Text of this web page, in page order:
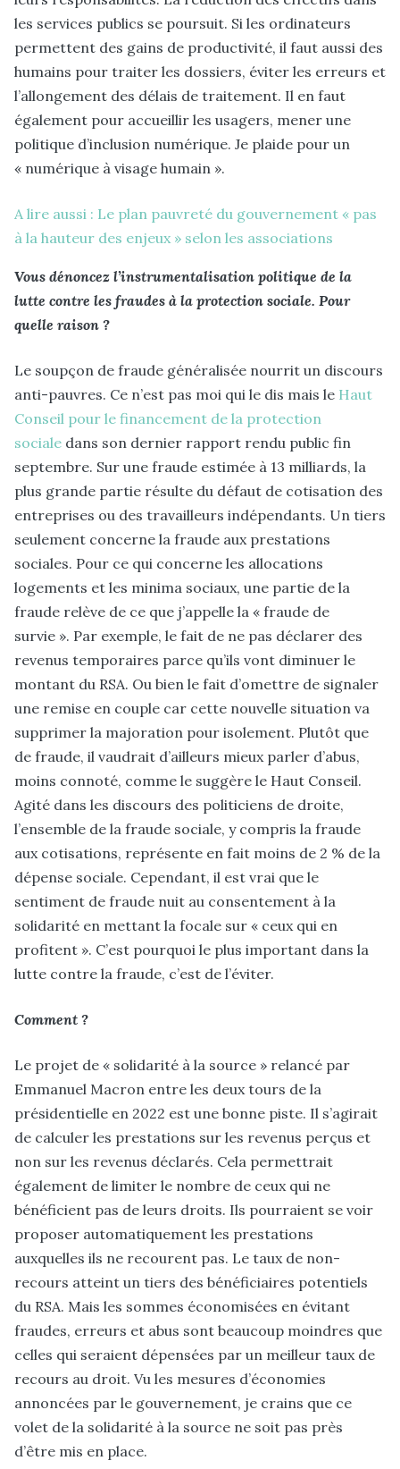
les services publics se poursuit. Si les ordinateurs
permettent des gains de productivité, il faut aussi des
humains pour traiter les dossiers, éviter les erreurs et
l’allongement des délais de traitement. Il en faut
également pour accueillir les usagers, mener une
politique d’inclusion numérique. Je plaide pour un
« numérique à visage humain ».
A lire aussi : Le plan pauvreté du gouvernement « pas
à la hauteur des enjeux » selon les associations
Vous dénoncez l’instrumentalisation politique de la
lutte contre les fraudes à la protection sociale. Pour
quelle raison ?
Le soupçon de fraude généralisée nourrit un discours
anti-pauvres. Ce n’est pas moi qui le dis mais le Haut
Conseil pour le financement de la protection
sociale dans son dernier rapport rendu public fin
septembre. Sur une fraude estimée à 13 milliards, la
plus grande partie résulte du défaut de cotisation des
entreprises ou des travailleurs indépendants. Un tiers
seulement concerne la fraude aux prestations
sociales. Pour ce qui concerne les allocations
logements et les minima sociaux, une partie de la
fraude relève de ce que j’appelle la « fraude de
survie ». Par exemple, le fait de ne pas déclarer des
revenus temporaires parce qu’ils vont diminuer le
montant du RSA. Ou bien le fait d’omettre de signaler
une remise en couple car cette nouvelle situation va
supprimer la majoration pour isolement. Plutôt que
de fraude, il vaudrait d’ailleurs mieux parler d’abus,
moins connoté, comme le suggère le Haut Conseil.
Agité dans les discours des politiciens de droite,
l’ensemble de la fraude sociale, y compris la fraude
aux cotisations, représente en fait moins de 2 % de la
dépense sociale. Cependant, il est vrai que le
sentiment de fraude nuit au consentement à la
solidarité en mettant la focale sur « ceux qui en
profitent ». C’est pourquoi le plus important dans la
lutte contre la fraude, c’est de l’éviter.
Comment ?
Le projet de « solidarité à la source » relancé par
Emmanuel Macron entre les deux tours de la
présidentielle en 2022 est une bonne piste. Il s’agirait
de calculer les prestations sur les revenus perçus et
non sur les revenus déclarés. Cela permettrait
également de limiter le nombre de ceux qui ne
bénéficient pas de leurs droits. Ils pourraient se voir
proposer automatiquement les prestations
auxquelles ils ne recourent pas. Le taux de non-
recours atteint un tiers des bénéficiaires potentiels
du RSA. Mais les sommes économisées en évitant
fraudes, erreurs et abus sont beaucoup moindres que
celles qui seraient dépensées par un meilleur taux de
recours au droit. Vu les mesures d’économies
annoncées par le gouvernement, je crains que ce
volet de la solidarité à la source ne soit pas près
d’être mis en place.